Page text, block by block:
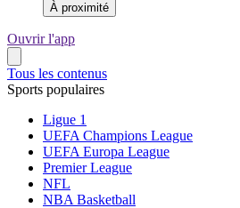
À proximité
Ouvrir l'app
Tous les contenus
Sports populaires
Ligue 1
UEFA Champions League
UEFA Europa League
Premier League
NFL
NBA Basketball